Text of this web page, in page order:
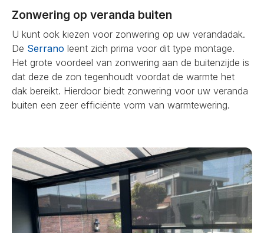
Zonwering op veranda buiten
U kunt ook kiezen voor zonwering op uw verandadak.
De Serrano leent zich prima voor dit type montage.
Het grote voordeel van zonwering aan de buitenzijde is
dat deze de zon tegenhoudt voordat de warmte het
dak bereikt. Hierdoor biedt zonwering voor uw veranda
buiten een zeer efficiënte vorm van warmtewering.